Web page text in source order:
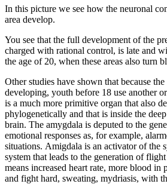
In this picture we see how the neuronal
area develop.
You see that the full development of the
charged with rational control, is late and
the age of 20, when these areas also turn
Other studies have shown that because
developing, youth before 18 use another
is a much more primitive organ that also
phylogenetically and that is inside the
brain. The amygdala is deputed to the
emotional responses as, for example,
situations. Amigdala is an activator of the
system that leads to the generation of
means increased heart rate, more blood in
and fight hard, sweating, mydriasis, with